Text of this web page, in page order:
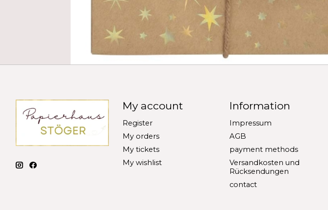
My account
Register
My orders
My tickets
My wishlist
Information
Impressum
AGB
payment methods
Versandkosten und
Rücksendungen
contact